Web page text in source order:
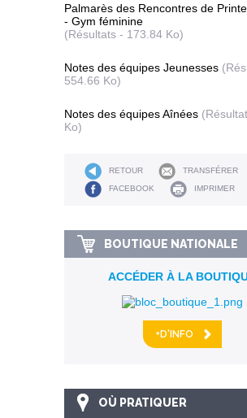
Palmarès des Rencontres de
- Gym féminine
(Résultats - 173.84 Ko)
Notes des équipes Jeunesses
554.66 Ko)
Notes des équipes Aînées
Ko)
RETOUR
TRANSFÉRER
FACEBOOK
IMPRIMER
BOUTIQUE NATIONALE
ACCÉDER À LA
+D'INFO
OÙ PRATIQUER